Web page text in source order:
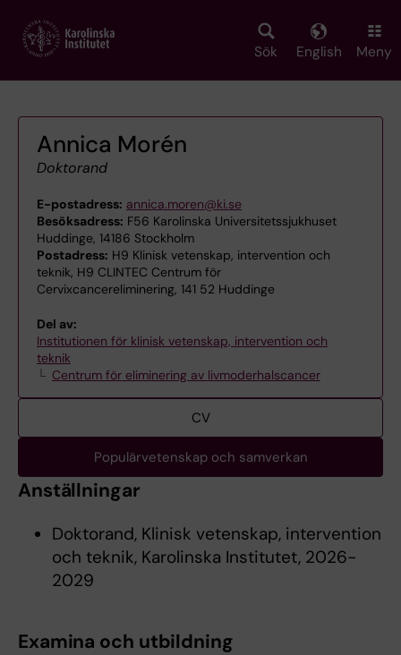
main
Sök English Meny
Annica Morén
Doktorand
E-postadress: annica.moren@ki.se
Besöksadress: F56 Karolinska Universitetssjukhuset
Huddinge, 14186 Stockholm
Postadress: H9 Klinisk vetenskap, intervention och
teknik, H9 CLINTEC Centrum för
Cervixcancereliminering, 141 52 Huddinge
Del av:
Institutionen för klinisk vetenskap, intervention och
teknik
Centrum för eliminering av livmoderhalscancer
CV
Populärvetenskap och samverkan
Anställningar
Doktorand, Klinisk vetenskap, intervention
och teknik, Karolinska Institutet, 2026-
2029
Examina och utbildning